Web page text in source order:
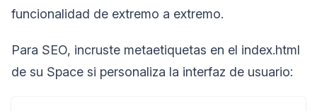
funcionalidad de extremo a extremo.
Para SEO, incruste metaetiquetas en el index.html
de su Space si personaliza la interfaz de usuario: